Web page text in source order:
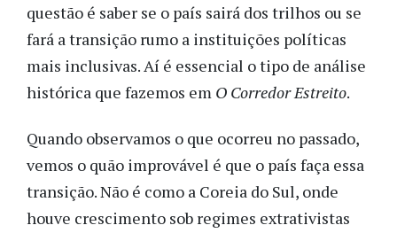
questão é saber se o país sairá dos trilhos ou se
fará a transição rumo a instituições políticas
mais inclusivas. Aí é essencial o tipo de análise
histórica que fazemos em O Corredor Estreito.
Quando observamos o que ocorreu no passado,
vemos o quão improvável é que o país faça essa
transição. Não é como a Coreia do Sul, onde
houve crescimento sob regimes extrativistas